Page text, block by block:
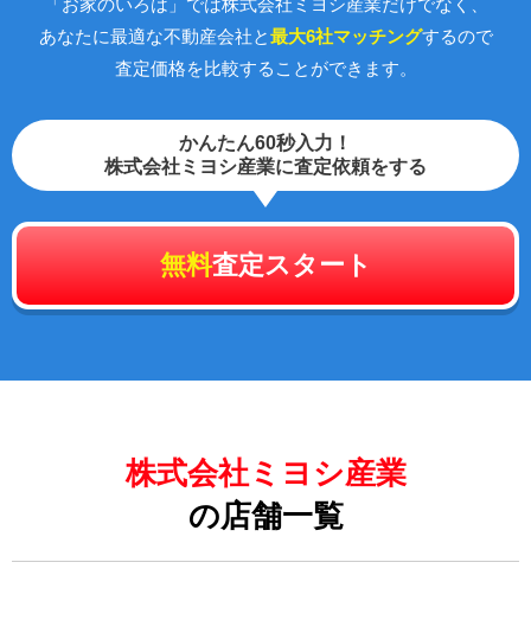
あなたに最適な不動産会社と最大6社マッチングするので
査定価格を比較することができます。
かんたん60秒入力！
株式会社ミヨシ産業に査定依頼をする
無料査定スタート
株式会社ミヨシ産業
の店舗一覧